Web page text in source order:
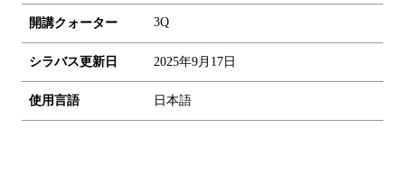
開講クォーター 3Q
シラバス更新日 2025年9月17日
使用言語 日本語